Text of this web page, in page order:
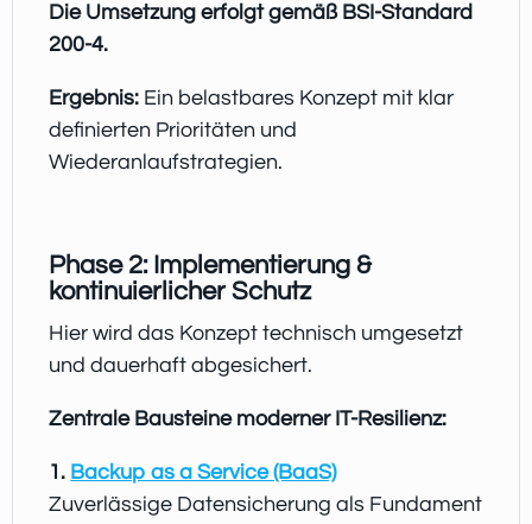
Die Umsetzung erfolgt gemäß BSI-Standard
200-4.
Ergebnis: Ein belastbares Konzept mit klar
definierten Prioritäten und
Wiederanlaufstrategien.
Phase 2: Implementierung &
kontinuierlicher Schutz
Hier wird das Konzept technisch umgesetzt
und dauerhaft abgesichert.
Zentrale Bausteine moderner IT-Resilienz:
1. Backup as a Service (BaaS)
Zuverlässige Datensicherung als Fundament